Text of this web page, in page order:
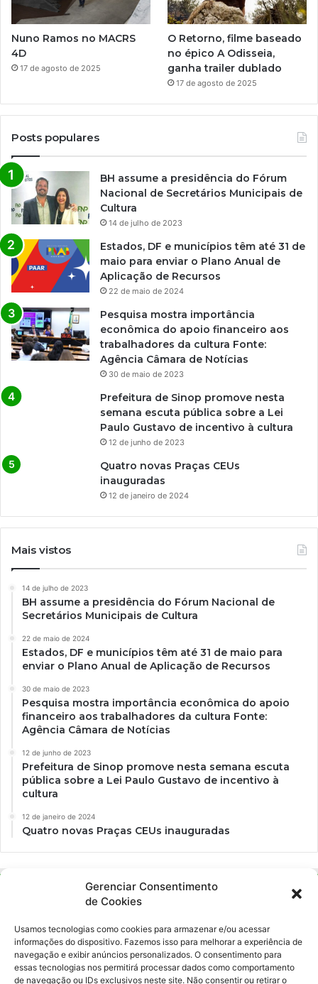
Gerenciar Consentimento
de Cookies
Usamos tecnologias como cookies para armazenar e/ou acessar
informações do dispositivo. Fazemos isso para melhorar a experiência de
navegação e exibir anúncios personalizados. O consentimento para
essas tecnologias nos permitirá processar dados como comportamento
de navegação ou IDs exclusivos neste site. Não consentir ou retirar o
Nuno Ramos no MACRS
4D
17 de agosto de 2025
O Retorno, filme baseado
no épico A Odisseia,
ganha trailer dublado
17 de agosto de 2025
Posts populares
BH assume a presidência do Fórum
Nacional de Secretários Municipais de
Cultura
14 de julho de 2023
Estados, DF e municípios têm até 31 de
maio para enviar o Plano Anual de
Aplicação de Recursos
22 de maio de 2024
Pesquisa mostra importância
econômica do apoio financeiro aos
trabalhadores da cultura Fonte:
Agência Câmara de Notícias
30 de maio de 2023
Prefeitura de Sinop promove nesta
semana escuta pública sobre a Lei
Paulo Gustavo de incentivo à cultura
12 de junho de 2023
Quatro novas Praças CEUs
inauguradas
12 de janeiro de 2024
Mais vistos
14 de julho de 2023
BH assume a presidência do Fórum Nacional de
Secretários Municipais de Cultura
22 de maio de 2024
Estados, DF e municípios têm até 31 de maio para
enviar o Plano Anual de Aplicação de Recursos
30 de maio de 2023
Pesquisa mostra importância econômica do apoio
financeiro aos trabalhadores da cultura Fonte:
Agência Câmara de Notícias
12 de junho de 2023
Prefeitura de Sinop promove nesta semana escuta
pública sobre a Lei Paulo Gustavo de incentivo à
cultura
12 de janeiro de 2024
Quatro novas Praças CEUs inauguradas
Ockara é uma plataforma multicultural e criativa. Nossa proposta é